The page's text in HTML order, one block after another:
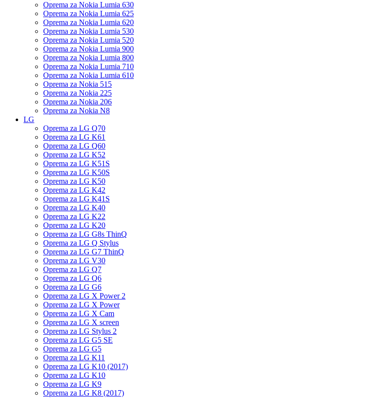
Oprema za Nokia Lumia 630
Oprema za Nokia Lumia 625
Oprema za Nokia Lumia 620
Oprema za Nokia Lumia 530
Oprema za Nokia Lumia 520
Oprema za Nokia Lumia 900
Oprema za Nokia Lumia 800
Oprema za Nokia Lumia 710
Oprema za Nokia Lumia 610
Oprema za Nokia 515
Oprema za Nokia 225
Oprema za Nokia 206
Oprema za Nokia N8
LG
Oprema za LG Q70
Oprema za LG K61
Oprema za LG Q60
Oprema za LG K52
Oprema za LG K51S
Oprema za LG K50S
Oprema za LG K50
Oprema za LG K42
Oprema za LG K41S
Oprema za LG K40
Oprema za LG K22
Oprema za LG K20
Oprema za LG G8s ThinQ
Oprema za LG Q Stylus
Oprema za LG G7 ThinQ
Oprema za LG V30
Oprema za LG Q7
Oprema za LG Q6
Oprema za LG G6
Oprema za LG X Power 2
Oprema za LG X Power
Oprema za LG X Cam
Oprema za LG X screen
Oprema za LG Stylus 2
Oprema za LG G5 SE
Oprema za LG G5
Oprema za LG K11
Oprema za LG K10 (2017)
Oprema za LG K10
Oprema za LG K9
Oprema za LG K8 (2017)